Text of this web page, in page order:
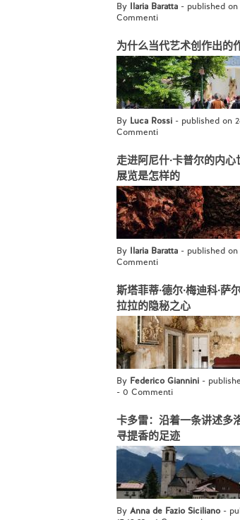
By Ilaria Baratta - published on
Commenti
为什么当代艺术创作出的
By Luca Rossi - published on
Commenti
走进阿尼什·卡普尔的内
展览是怎样的
By Ilaria Baratta - published on
Commenti
斯塔菲蒂·德尔·梅迪科·
拉拉的隐秘之心
By Federico Giannini -
- 0 Commenti
卡多雷：沿着一条讲述多
寻提香的足迹
By Anna de Fazio Siciliano-